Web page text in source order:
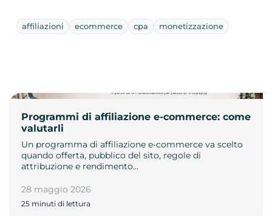
affiliazioni ecommerce cpa monetizzazione
Programmi di affiliazione e-commerce: come
valutarli
Un programma di affiliazione e-commerce va scelto
quando offerta, pubblico del sito, regole di
attribuzione e rendimento…
28 maggio 2026
25 minuti di lettura